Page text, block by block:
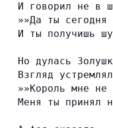
И говорил не в
»»Да ты сегодня
И ты получишь
Но дулась
Взгляд
»»Король мне не
Меня ты принял